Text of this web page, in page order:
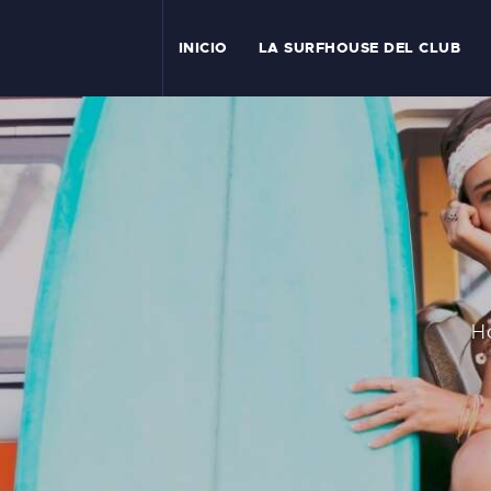
INICIO LA SURFHOUSE DEL CLUB